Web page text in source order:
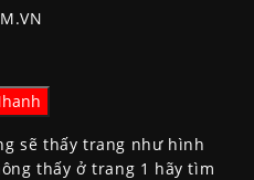
sẽ thấy trang như hình
thấy ở trang 1 hãy tìm